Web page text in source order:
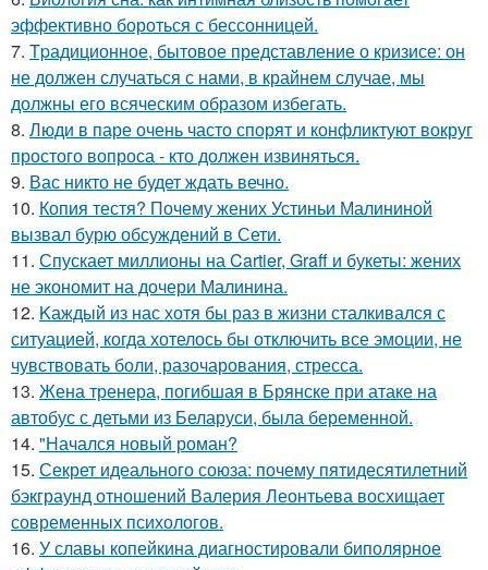
эффективно бороться с бессонницей.
7. Tpадиционное, бытовое представление о кризисе: он
не должен случаться с нами, в крайнем случае, мы
должны его всяческим образом избегать.
8. Люди в паре очень часто спорят и конфликтуют вокруг
простого вопроса - кто должен извиняться.
9. Вас никто не будет ждать вечно.
10. Копия тестя? Почему жених Устиньи Малининой
вызвал бурю обсуждений в Сети.
11. Спускает миллионы на Cartier, Graff и букеты: жених
не экономит на дочери Малинина.
12. Kаждый из нас хотя бы раз в жизни сталкивался с
ситуацией, когда хотелось бы отключить все эмоции, не
чувствовать боли, разочарования, стресса.
13. Жена тренера, погибшая в Брянске при атаке на
автобус с детьми из Беларуси, была беременной.
14. "Начался новый роман?
15. Секрет идеального союза: почему пятидесятилетний
бэкграунд отношений Валерия Леонтьева восхищает
современных психологов.
16. У славы копейкина диагностировали биполярное